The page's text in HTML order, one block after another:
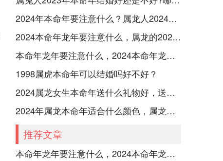
2024年本命年要注意什么？属龙人2024年本命年注意事项
2024本命年龙年要注意什么，属龙的2024本命年注意4个方面增添好运
本命年龙年要注意什么，2024本命年龙人注意3点
1998属虎本命年可以结婚吗好不好？
2024属龙女生本命年送什么礼物好，送属龙女生本命年礼物推荐
2024年属龙本命年适合什么颜色，属龙人2024年幸运颜色和忌讳颜色
推荐文章
本命年龙年要注意什么，2024本命年龙人注意3点